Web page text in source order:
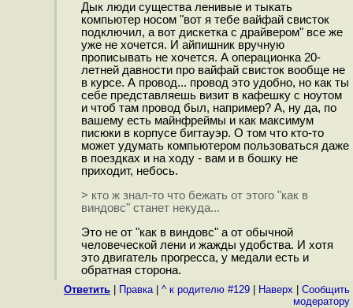
Дык люди существа ленивые и тыкать
компьютер носом "вот я тебе вайфай свисток
подключил, а вот дискетка с драйвером" все же
уже не хочется. И айпишник вручную
прописывать не хочется. А операционка 20-
летней давности про вайфай свисток вообще не
в курсе. А провод... провод это удобно, но как ты
себе представляешь визит в кафешку с ноутом
и чтоб там провод был, например? А, ну да, по
вашему есть майнфреймы и как максимум
писюки в корпусе бигтауэр. О том что кто-то
может удумать компьютером пользоваться даже
в поездках и на ходу - вам и в бошку не
приходит, небось.
> кто ж знал-то что бежать от этого "как в
виндовс" станет некуда...
Это не от "как в виндовс" а от обычной
человеческой лени и жажды удобства. И хотя
это двигатель прогресса, у медали есть и
обратная сторона.
Ответить Правка| ^ к родителю #129 Наверх
Cообщить
модератору